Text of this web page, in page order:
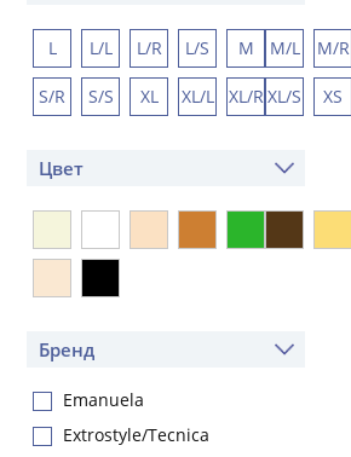
L L/L L/R L/S M M/L M/R
S/R S/S XL XL/L XL/RXL/S XS
Цвет
Бренд
Emanuela
Extrostyle/Tecnica